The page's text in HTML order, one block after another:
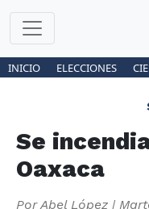
INICIO ELECCIONES
Se
Oaxaca
PorAbel López |